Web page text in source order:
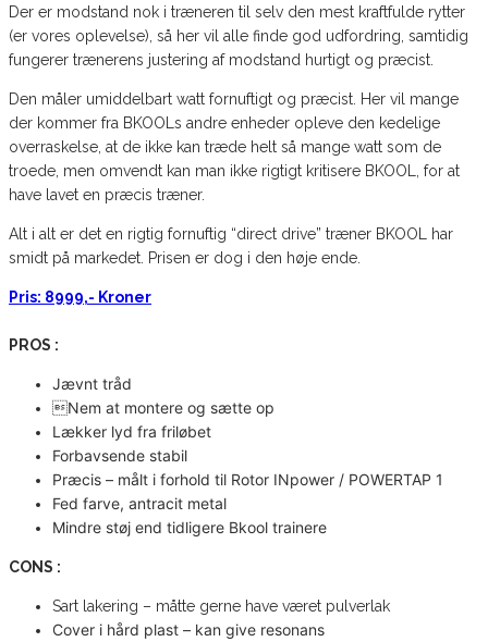
Der er modstand nok i træneren til selv den mest kraftfulde rytter
(er vores oplevelse), så her vil alle finde god udfordring, samtidig
fungerer trænerens justering af modstand hurtigt og præcist.
Den måler umiddelbart watt fornuftigt og præcist. Her vil mange
der kommer fra BKOOLs andre enheder opleve den kedelige
overraskelse, at de ikke kan træde helt så mange watt som de
troede, men omvendt kan man ikke rigtigt kritisere BKOOL, for at
have lavet en præcis træner.
Alt i alt er det en rigtig fornuftig “direct drive” træner BKOOL har
smidt på markedet. Prisen er dog i den høje ende.
Pris: 8999,- Kroner
PROS :
Jævnt tråd
Nem at montere og sætte op
Lækker lyd fra friløbet
Forbavsende stabil
Præcis – målt i forhold til Rotor INpower / POWERTAP 1
Fed farve, antracit metal
Mindre støj end tidligere Bkool trainere
CONS :
Sart lakering – måtte gerne have været pulverlak
Cover i hård plast – kan give resonans